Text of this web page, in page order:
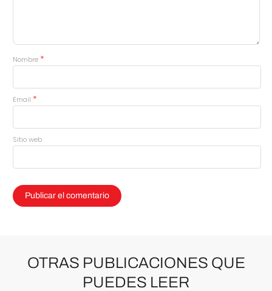
Nombre *
Email *
Sitio web
OTRAS PUBLICACIONES QUE
PUEDES LEER